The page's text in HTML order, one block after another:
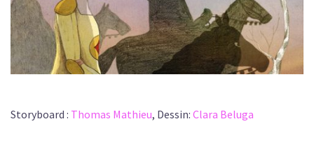
Storyboard : Thomas Mathieu, Dessin: Clara Beluga